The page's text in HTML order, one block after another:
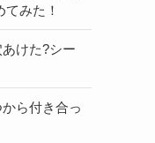
みた！
あけた?シー
ら付き合っ